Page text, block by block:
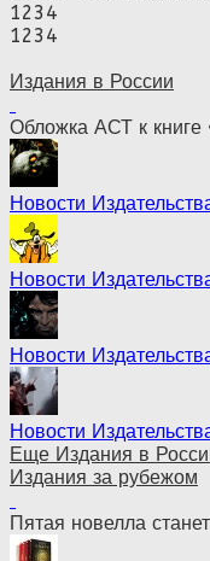
12 3 4
12 3 4
Издания в России
Обложка АСТ к книге
Новости
Новости
Новости
Новости
Еще Издания в
Издания за рубежом
Пятая новелла